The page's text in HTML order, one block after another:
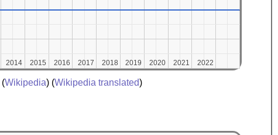
2014
2014 2015
2015 2016
2016 2017
2017 2018
2018 2019
2019 2020
2020 2021
2021 2022
2022
(Wikipedia) (Wikipedia translated)